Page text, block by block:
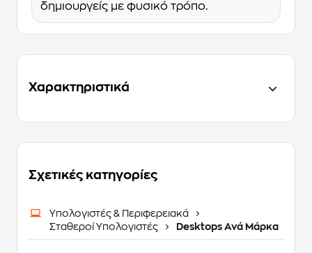
δημιουργείς με φυσικό τρόπο.
Χαρακτηριστικά
Σχετικές κατηγορίες
Υπολογιστές & Περιφερειακά
Σταθεροί Υπολογιστές
Desktops Ανά Μάρκα